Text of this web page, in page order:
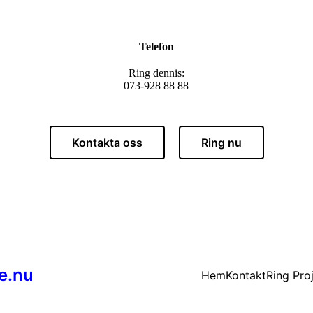
Telefon
Ring dennis:
073-928 88 88
Kontakta oss Ring nu
HemKontaktRing